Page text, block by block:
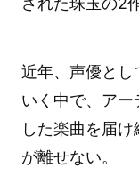
近年、声優とし
いく中で、ア
した楽曲を届
が離せない。